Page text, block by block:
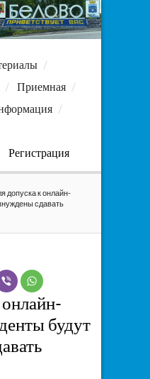
Приемная
Регистрация
допуска к онлайн-
сдавать
будут